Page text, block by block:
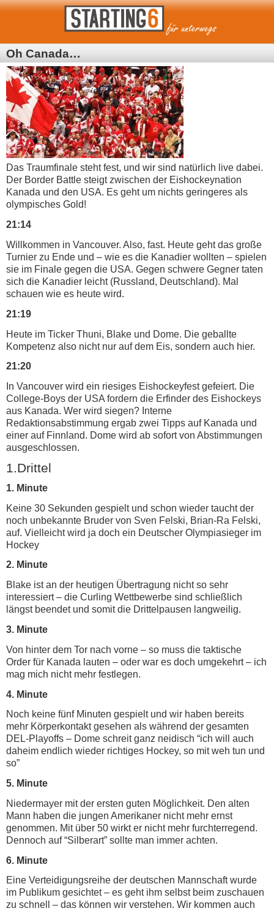
Oh Canada…
Das Traumfinale steht fest, und wir sind natürlich live dabei.
Der Border Battle steigt zwischen der Eishockeynation
Kanada und den USA. Es geht um nichts geringeres als
olympisches Gold!
21:14
Willkommen in Vancouver. Also, fast. Heute geht das große
Turnier zu Ende und – wie es die Kanadier wollten – spielen
sie im Finale gegen die USA. Gegen schwere Gegner taten
sich die Kanadier leicht (Russland, Deutschland). Mal
schauen wie es heute wird.
21:19
Heute im Ticker Thuni, Blake und Dome. Die geballte
Kompetenz also nicht nur auf dem Eis, sondern auch hier.
21:20
In Vancouver wird ein riesiges Eishockeyfest gefeiert. Die
College-Boys der USA fordern die Erfinder des Eishockeys
aus Kanada. Wer wird siegen? Interne
Redaktionsabstimmung ergab zwei Tipps auf Kanada und
einer auf Finnland. Dome wird ab sofort von Abstimmungen
ausgeschlossen.
1.Drittel
1. Minute
Keine 30 Sekunden gespielt und schon wieder taucht der
noch unbekannte Bruder von Sven Felski, Brian-Ra Felski,
auf. Vielleicht wird ja doch ein Deutscher Olympiasieger im
Hockey
2. Minute
Blake ist an der heutigen Übertragung nicht so sehr
interessiert – die Curling Wettbewerbe sind schließlich
längst beendet und somit die Drittelpausen langweilig.
3. Minute
Von hinter dem Tor nach vorne – so muss die taktische
Order für Kanada lauten – oder war es doch umgekehrt – ich
mag mich nicht mehr festlegen.
4. Minute
Noch keine fünf Minuten gespielt und wir haben bereits
mehr Körperkontakt gesehen als während der gesamten
DEL-Playoffs – Dome schreit ganz neidisch “ich will auch
daheim endlich wieder richtiges Hockey, so mit weh tun und
so”
5. Minute
Niedermayer mit der ersten guten Möglichkeit. Den alten
Mann haben die jungen Amerikaner nicht mehr ernst
genommen. Mit über 50 wirkt er nicht mehr furchterregend.
Dennoch auf “Silberart” sollte man immer achten.
6. Minute
Eine Verteidigungsreihe der deutschen Mannschaft wurde
im Publikum gesichtet – es geht ihm selbst beim zuschauen
zu schnell – das können wir verstehen. Wir kommen auch